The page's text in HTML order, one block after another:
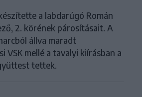
a labdarúgó Román
2. körének párosításait. A
állva maradt
VSK mellé a tavalyi kiírásban a
tettek.